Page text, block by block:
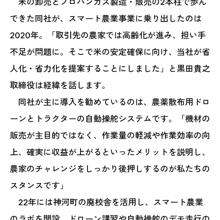
米の卸売とプロパンガス製造・販売の2本柱で歩ん
できた同社が、スマート農業事業に乗り出したのは
2020年。「取引先の農家では高齢化が進み、担い手
不足が問題に。そこで米の安定確保に向け、当社が省
人化・省力化を提案することにしました」と黒田貴之
取締役は経緯を話します。
同社が主に導入を勧めているのは、農薬散布用ドロ
ーンとトラクターの自動操舵システムです。「機材の
販売が主目的ではなく、作業量の軽減や作業効率の向
上、確実に収益が上がるといったメリットを説明し、
農家のチャレンジをしっかり後押しするのが私たちの
スタンスです」
22年には神河町の廃校舎を活用し、スマート農業